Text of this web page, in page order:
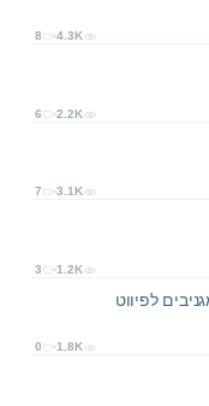
8 4.3K
6 2.2K
7 3.1K
3 1.2K
לפיווט
0 1.8K